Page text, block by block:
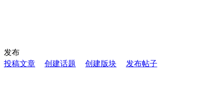
发布
投稿文章
创建话题 创建版块 发布帖子